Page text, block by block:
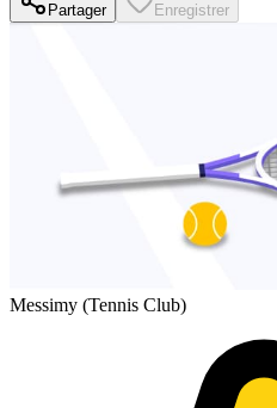
Partager Enregistrer
Messimy (Tennis Club)